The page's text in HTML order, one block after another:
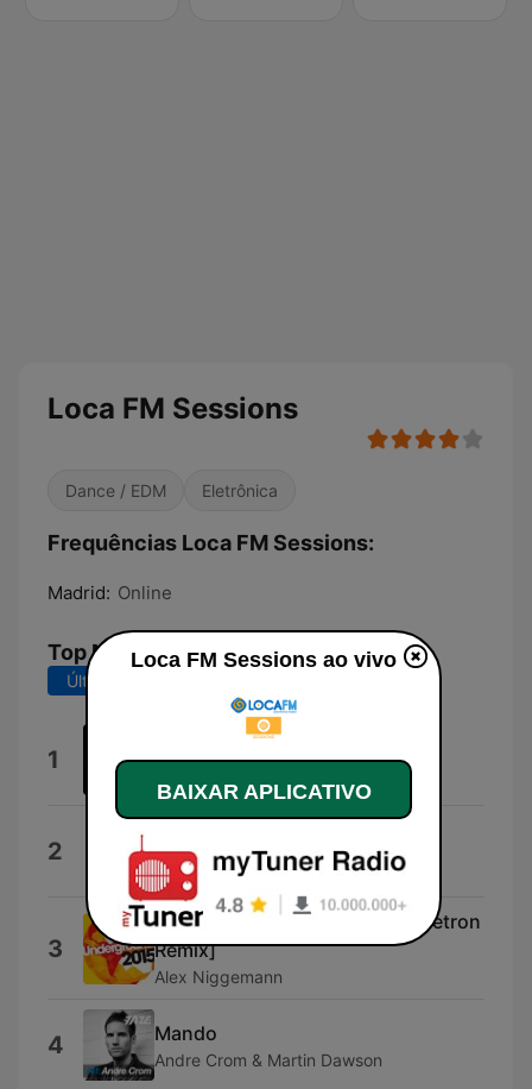
Loca FM Sessions
Dance / EDM Eletrônica
Frequências Loca FM Sessions:
Madrid: Online
Top Músicas
Últimos 7 dias
1
2 Arado
3
Sorrow (feat. Bon Homme) [Deetron
Remix]
Alex Niggemann
4 Mando
Andre Crom & Martin Dawson
Loca FM Sessions ao vivo
BAIXAR APLICATIVO